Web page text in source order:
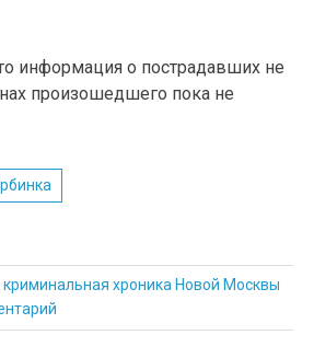
информация о пострадавших не
произошедшего пока не
криминальная хроника Новой Москвы